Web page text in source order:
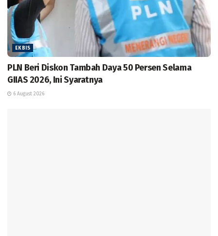
EKBIS
PLN Beri Diskon Tambah Daya 50 Persen Selama
GIIAS 2026, Ini Syaratnya
6 August 2026